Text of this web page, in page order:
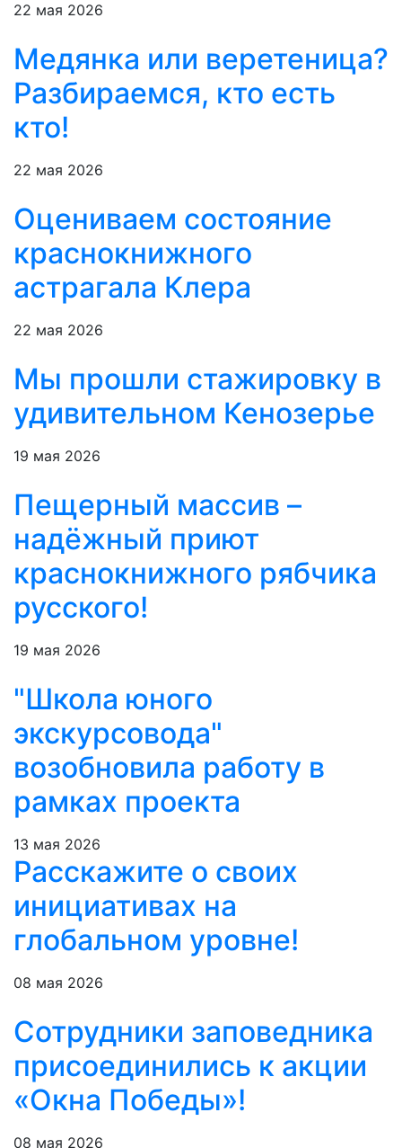
22 мая 2026
Медянка или веретеница?
Разбираемся, кто есть
кто!
22 мая 2026
Оцениваем состояние
краснокнижного
астрагала Клера
22 мая 2026
Мы прошли стажировку в
удивительном Кенозерье
19 мая 2026
Пещерный массив –
надёжный приют
краснокнижного рябчика
русского!
19 мая 2026
"Школа юного
экскурсовода"
возобновила работу в
рамках проекта
13 мая 2026
Расскажите о своих
инициативах на
глобальном уровне!
08 мая 2026
Сотрудники заповедника
присоединились к акции
«Окна Победы»!
08 мая 2026